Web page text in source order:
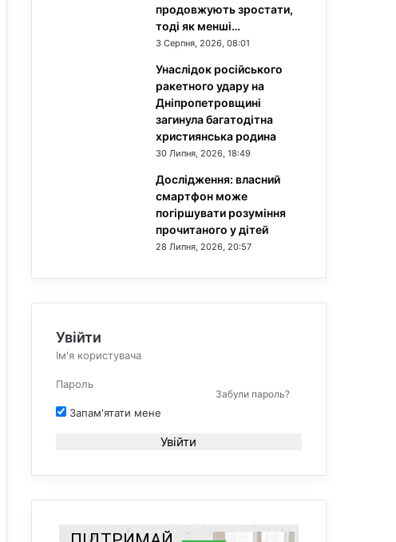
продовжують зростати,
тоді як менші…
3 Серпня, 2026, 08:01
Унаслідок російського
ракетного удару на
Дніпропетровщині
загинула багатодітна
християнська родина
30 Липня, 2026, 18:49
Дослідження: власний
смартфон може
погіршувати розуміння
прочитаного у дітей
28 Липня, 2026, 20:57
Увійти
Забули пароль?
Запам'ятати мене
Увійти